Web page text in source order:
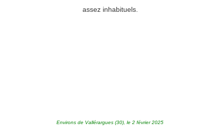
assez inhabituels.
Environs de Vallérargues (30), le 2 février 2025